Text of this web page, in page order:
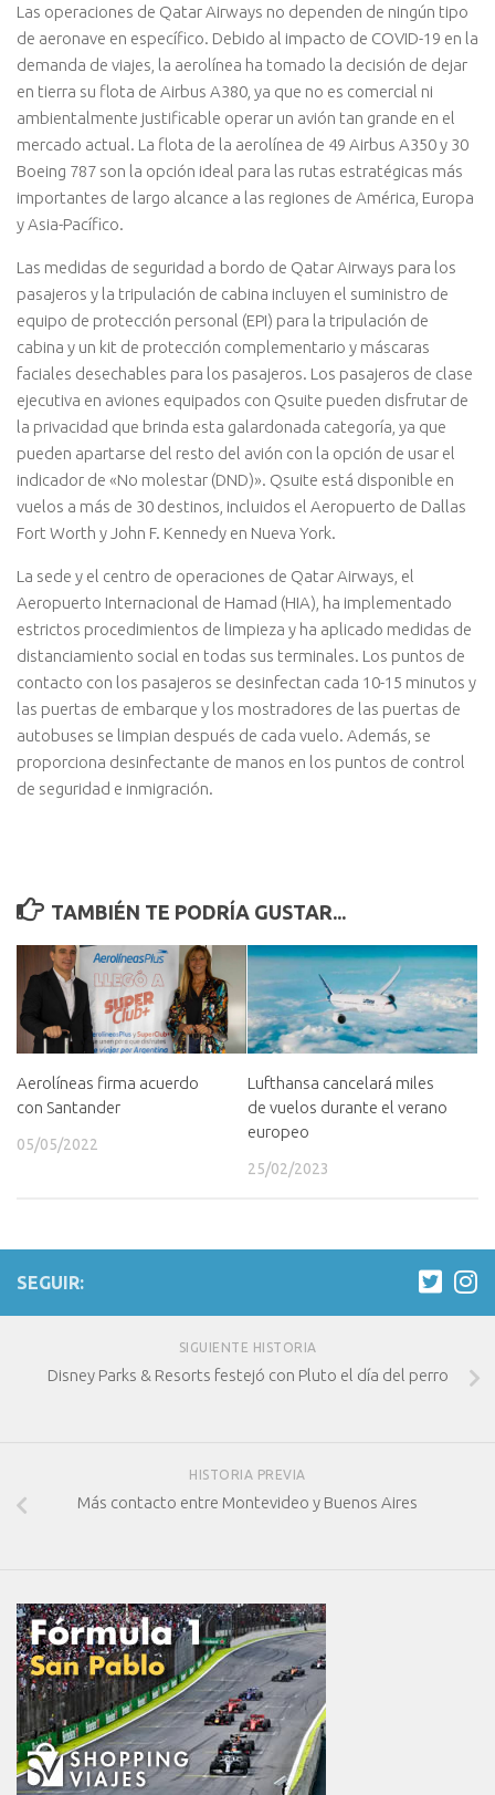
Las operaciones de Qatar Airways no dependen de ningún tipo
de aeronave en específico. Debido al impacto de COVID-19 en la
demanda de viajes, la aerolínea ha tomado la decisión de dejar
en tierra su flota de Airbus A380, ya que no es comercial ni
ambientalmente justificable operar un avión tan grande en el
mercado actual. La flota de la aerolínea de 49 Airbus A350 y 30
Boeing 787 son la opción ideal para las rutas estratégicas más
importantes de largo alcance a las regiones de América, Europa
y Asia-Pacífico.
Las medidas de seguridad a bordo de Qatar Airways para los
pasajeros y la tripulación de cabina incluyen el suministro de
equipo de protección personal (EPI) para la tripulación de
cabina y un kit de protección complementario y máscaras
faciales desechables para los pasajeros. Los pasajeros de clase
ejecutiva en aviones equipados con Qsuite pueden disfrutar de
la privacidad que brinda esta galardonada categoría, ya que
pueden apartarse del resto del avión con la opción de usar el
indicador de «No molestar (DND)». Qsuite está disponible en
vuelos a más de 30 destinos, incluidos el Aeropuerto de Dallas
Fort Worth y John F. Kennedy en Nueva York.
La sede y el centro de operaciones de Qatar Airways, el
Aeropuerto Internacional de Hamad (HIA), ha implementado
estrictos procedimientos de limpieza y ha aplicado medidas de
distanciamiento social en todas sus terminales. Los puntos de
contacto con los pasajeros se desinfectan cada 10-15 minutos y
las puertas de embarque y los mostradores de las puertas de
autobuses se limpian después de cada vuelo. Además, se
proporciona desinfectante de manos en los puntos de control
de seguridad e inmigración.
TAMBIÉN TE PODRÍA GUSTAR...
Aerolíneas firma acuerdo
con Santander
05/05/2022
Lufthansa cancelará miles
de vuelos durante el verano
europeo
25/02/2023
SEGUIR:
SIGUIENTE HISTORIA
Disney Parks & Resorts festejó con Pluto el día del perro
HISTORIA PREVIA
Más contacto entre Montevideo y Buenos Aires